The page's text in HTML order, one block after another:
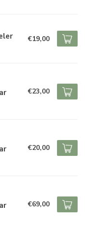
€19,00
€23,00
€20,00
€69,00